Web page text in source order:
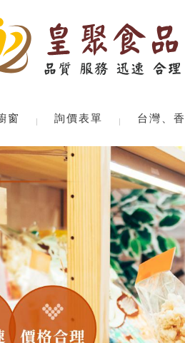
窗 詢價表單 台灣、